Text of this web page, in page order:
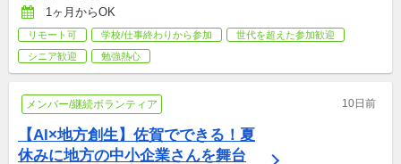
1ヶ月からOK
リモート可 学校/仕事終わりから参加
世代を超えた参加歓迎
シニア歓迎
勉強熱心
メンバー/継続ボランティア 10日前
【AI×地方創生】佐賀でできる！夏
休みに地方の中小企業さんを舞台